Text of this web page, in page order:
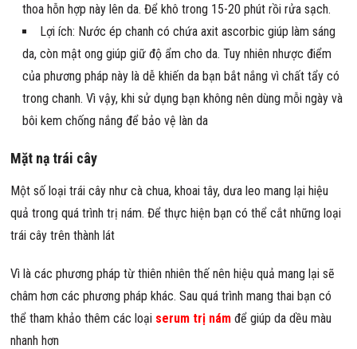
thoa hỗn hợp này lên da. Để khô trong 15-20 phút rồi rửa sạch.
Lợi ích: Nước ép chanh có chứa axit ascorbic giúp làm sáng
da, còn mật ong giúp giữ độ ẩm cho da. Tuy nhiên nhược điểm
của phương pháp này là dễ khiến da bạn bắt nắng vì chất tẩy có
trong chanh. Vì vậy, khi sử dụng bạn không nên dùng mỗi ngày và
bôi kem chống nắng để bảo vệ làn da
Mặt nạ trái cây
Một số loại trái cây như cà chua, khoai tây, dưa leo mang lại hiệu
quả trong quá trình trị nám. Để thực hiện bạn có thể cắt những loại
trái cây trên thành lát
Vì là các phương pháp từ thiên nhiên thế nên hiệu quả mang lại sẽ
châm hơn các phương pháp khác. Sau quá trình mang thai bạn có
thể tham khảo thêm các loại serum trị nám để giúp da dều màu
nhanh hơn